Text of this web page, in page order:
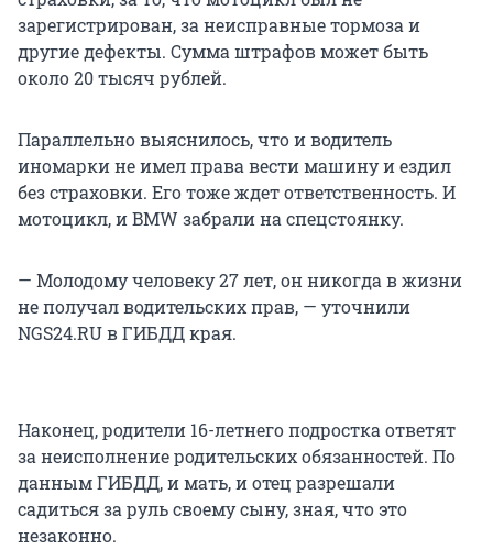
зарегистрирован, за неисправные тормоза и
другие дефекты. Сумма штрафов может быть
около 20 тысяч рублей.
Параллельно выяснилось, что и водитель
иномарки не имел права вести машину и ездил
без страховки. Его тоже ждет ответственность. И
мотоцикл, и BMW забрали на спецстоянку.
— Молодому человеку 27 лет, он никогда в жизни
не получал водительских прав, — уточнили
NGS24.RU в ГИБДД края.
Наконец, родители 16-летнего подростка ответят
за неисполнение родительских обязанностей. По
данным ГИБДД, и мать, и отец разрешали
садиться за руль своему сыну, зная, что это
незаконно.